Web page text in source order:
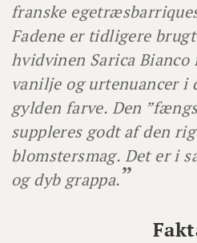
franske
Fadene er tidligere
hvidvinen Sarica Bianco
vanilje og urtenuancer i
gylden farve. Den
suppleres godt af den
blomstersmag. Det er i
og dyb grappa.